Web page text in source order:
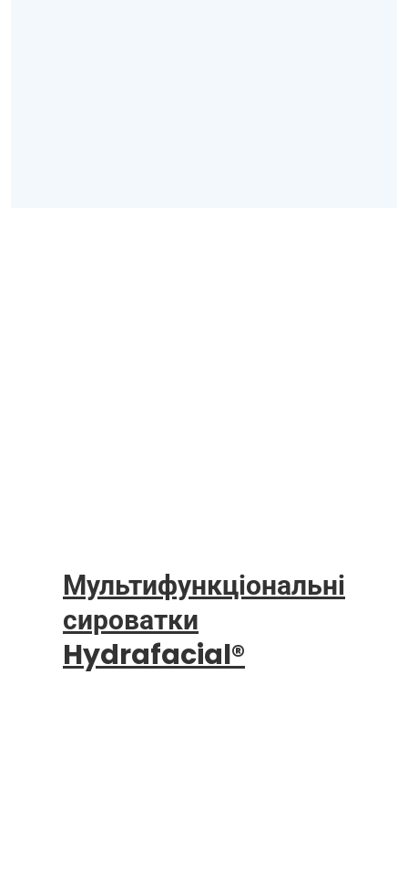
Мультифункціональні
сироватки
Hydrafacial®